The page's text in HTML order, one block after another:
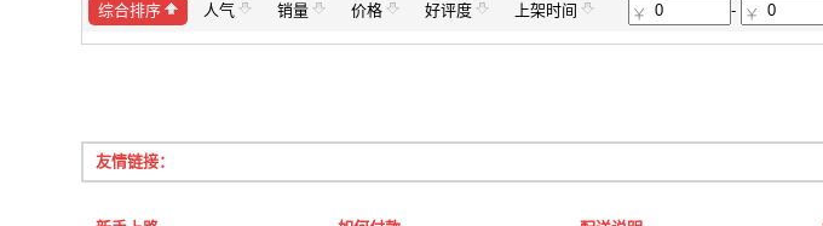
综合排序 人气 销量 价格 好评度 上架时间 -
友情链接：